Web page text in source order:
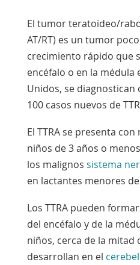
El tumor teratoideo/
AT/RT) es un tumor
crecimiento rápido que
encéfalo o en la médula
Unidos, se diagnostican
100 casos nuevos de
El TTRA se presenta
niños de 3 años o
los malignos sistema
en lactantes menores
Los TTRA pueden
del encéfalo y de la
niños, cerca de la mitad
desarrollan en el